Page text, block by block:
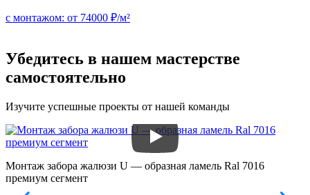
с монтажом: от 74000 ₽/м²
Убедитесь в нашем мастерстве
самостоятельно
Изучите успешные проекты от нашей команды
Монтаж забора жалюзи U — образная ламель Ral 7016
премиум сегмент